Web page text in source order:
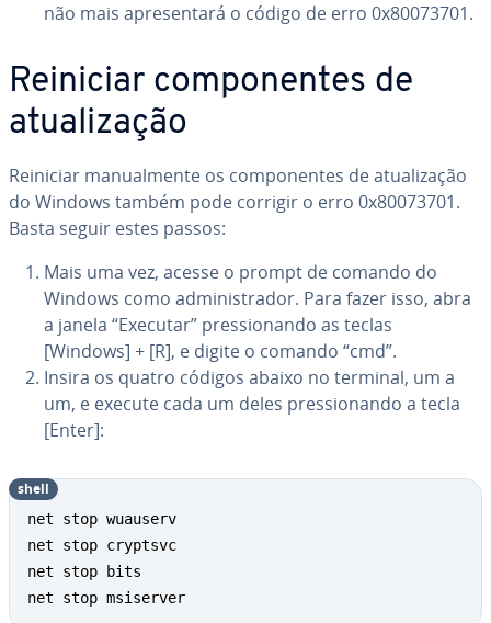
não mais apre­sen­tará o código de erro 0x80073701.
Reiniciar com­po­nen­tes de
atu­a­li­za­ção
Reiniciar ma­nu­al­mente os com­po­nen­tes de atu­a­li­za­ção
do Windows também pode corrigir o erro 0x80073701.
Basta seguir estes passos:
Mais uma vez, acesse o prompt de comando do
Windows como ad­mi­nis­tra­dor. Para fazer isso, abra
a janela “Executar” pres­si­o­nando as teclas
[Windows] + [R], e digite o comando “cmd”.
Insira os quatro códigos abaixo no terminal, um a
um, e execute cada um deles pres­si­o­nando a tecla
[Enter]:
net stop wuauserv
net stop cryptsvc
net stop bits
net stop msiserver
shell